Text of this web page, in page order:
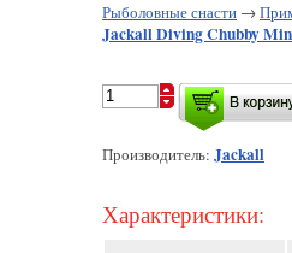
Рыболовные снасти →
Jackall Diving Chubby
Производитель: Jackall
Характеристики: